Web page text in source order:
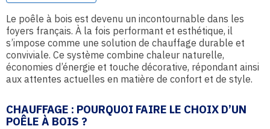
Le poêle à bois est devenu un incontournable dans les
foyers français. À la fois performant et esthétique, il
s’impose comme une solution de chauffage durable et
conviviale. Ce système combine chaleur naturelle,
économies d’énergie et touche décorative, répondant ainsi
aux attentes actuelles en matière de confort et de style.
CHAUFFAGE : POURQUOI FAIRE LE CHOIX D’UN
POÊLE À BOIS ?